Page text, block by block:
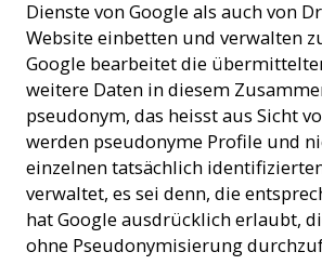
Dienste von Google als auch von
Website einbetten und verwalten
Google bearbeitet die
weitere Daten in diesem
pseudonym, das heisst aus Sicht
werden pseudonyme Profile und
einzelnen tatsächlich
verwaltet, es sei denn, die
hat Google ausdrücklich erlaubt,
ohne Pseudonymisierung